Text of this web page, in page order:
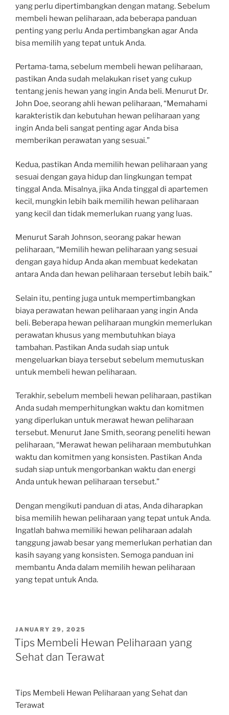
yang perlu dipertimbangkan dengan matang. Sebelum
membeli hewan peliharaan, ada beberapa panduan
penting yang perlu Anda pertimbangkan agar Anda
bisa memilih yang tepat untuk Anda.
Pertama-tama, sebelum membeli hewan peliharaan,
pastikan Anda sudah melakukan riset yang cukup
tentang jenis hewan yang ingin Anda beli. Menurut Dr.
John Doe, seorang ahli hewan peliharaan, “Memahami
karakteristik dan kebutuhan hewan peliharaan yang
ingin Anda beli sangat penting agar Anda bisa
memberikan perawatan yang sesuai.”
Kedua, pastikan Anda memilih hewan peliharaan yang
sesuai dengan gaya hidup dan lingkungan tempat
tinggal Anda. Misalnya, jika Anda tinggal di apartemen
kecil, mungkin lebih baik memilih hewan peliharaan
yang kecil dan tidak memerlukan ruang yang luas.
Menurut Sarah Johnson, seorang pakar hewan
peliharaan, “Memilih hewan peliharaan yang sesuai
dengan gaya hidup Anda akan membuat kedekatan
antara Anda dan hewan peliharaan tersebut lebih baik.”
Selain itu, penting juga untuk mempertimbangkan
biaya perawatan hewan peliharaan yang ingin Anda
beli. Beberapa hewan peliharaan mungkin memerlukan
perawatan khusus yang membutuhkan biaya
tambahan. Pastikan Anda sudah siap untuk
mengeluarkan biaya tersebut sebelum memutuskan
untuk membeli hewan peliharaan.
Terakhir, sebelum membeli hewan peliharaan, pastikan
Anda sudah memperhitungkan waktu dan komitmen
yang diperlukan untuk merawat hewan peliharaan
tersebut. Menurut Jane Smith, seorang peneliti hewan
peliharaan, “Merawat hewan peliharaan membutuhkan
waktu dan komitmen yang konsisten. Pastikan Anda
sudah siap untuk mengorbankan waktu dan energi
Anda untuk hewan peliharaan tersebut.”
Dengan mengikuti panduan di atas, Anda diharapkan
bisa memilih hewan peliharaan yang tepat untuk Anda.
Ingatlah bahwa memiliki hewan peliharaan adalah
tanggung jawab besar yang memerlukan perhatian dan
kasih sayang yang konsisten. Semoga panduan ini
membantu Anda dalam memilih hewan peliharaan
yang tepat untuk Anda.
POSTED
ON
JANUARY 29, 2025
Tips Membeli Hewan Peliharaan yang
Sehat dan Terawat
Tips Membeli Hewan Peliharaan yang Sehat dan
Terawat